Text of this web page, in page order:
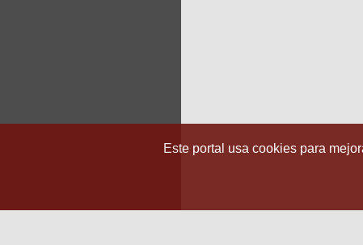
Este portal usa cookies para